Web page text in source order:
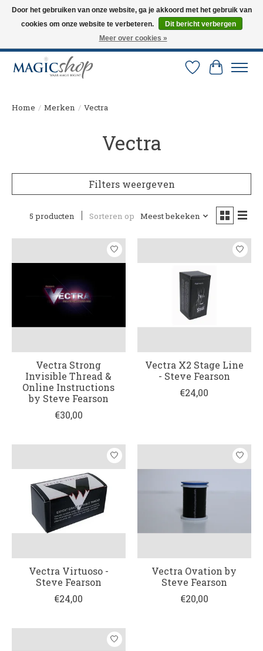
Altijd de nieuwste trucs op voorraad. Snelle verzending via PostNL en DHL.
Langskomen in onze winkel? Bel of mail om een afspraak te maken. 0251-
Verlanglijst
Home / Merken / Vectra
Vectra
Filters weergeven
5 producten Sorteren op Meest bekeken
Vectra Strong
Invisible Thread &
Online Instructions
by Steve Fearson
€30,00
Vectra X2 Stage Line
- Steve Fearson
€24,00
Vectra Virtuoso -
Steve Fearson
€24,00
Vectra Ovation by
Steve Fearson
€20,00
Door het gebruiken van onze website, ga je akkoord met het gebruik van
cookies om onze website te verbeteren.
Dit bericht verbergen
Meer over cookies »